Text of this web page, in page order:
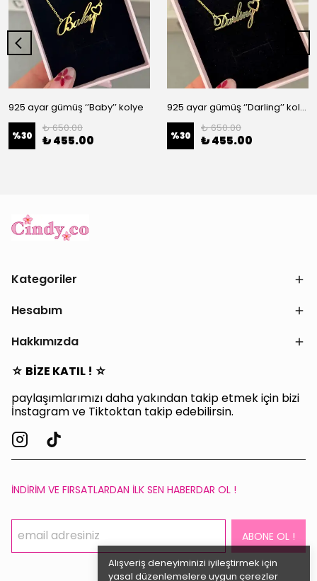
Alışveriş deneyiminizi iyileştirmek için
yasal düzenlemelere uygun çerezler
925 ayar gümüş ‘’Baby’’ kolye
%30
₺ 650.00
₺ 455.00
925 ayar gümüş ‘’Darling’’ kolye
%30
₺ 650.00
₺ 455.00
Kategoriler
Hesabım
Hakkımızda
☆ BİZE KATIL ! ☆
paylaşımlarımızı daha yakından takip etmek için bizi
İnstagram ve Tiktoktan takip edebilirsin.
İNDİRİM VE FIRSATLARDAN İLK SEN HABERDAR OL !
ABONE OL !